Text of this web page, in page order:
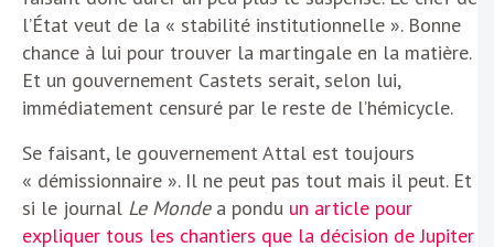
l’État veut de la « stabilité institutionnelle ». Bonne
chance à lui pour trouver la martingale en la matière.
Et un gouvernement Castets serait, selon lui,
immédiatement censuré par le reste de l’hémicycle.
Se faisant, le gouvernement Attal est toujours
« démissionnaire ». Il ne peut pas tout mais il peut. Et
si le journal Le Mondea pondu un article pour
expliquer tous les chantiers que la décision de Jupiter